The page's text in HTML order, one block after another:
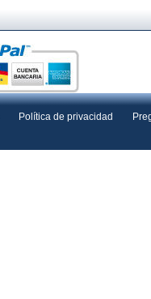
Política de privacidad